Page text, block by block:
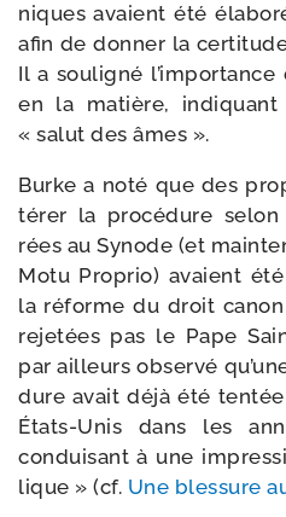
niques avaient été
afin de don­ner la
Il a sou­li­gné
en la matière,
« salut des âmes ».
Burke a noté que des
té­rer la pro­cé­dure
rées au Synode (et
Motu Proprio) avaient
la réforme du droit
reje­tées pas le Pape
par ailleurs obser­vé
dure avait déjà été
États-​Unis dans les
condui­sant à une
lique » (cf. Une bles­sure